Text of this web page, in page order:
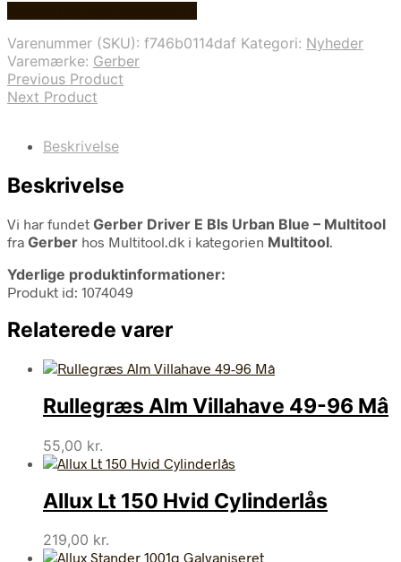
Varenummer (SKU): f746b0114daf Kategori: Nyheder
Varemærke: Gerber
Previous Product
Next Product
Beskrivelse
Beskrivelse
Vi har fundet Gerber Driver E Bls Urban Blue – Multitool
fra Gerber hos Multitool.dk i kategorien Multitool.
Yderlige produktinformationer:
Produkt id: 1074049
Relaterede varer
Rullegræs Alm Villahave 49-96 Mâ
55,00 kr.
Allux Lt 150 Hvid Cylinderlås
219,00 kr.